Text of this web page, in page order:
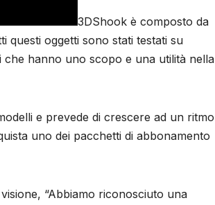
3DShook è composto da
questi oggetti sono stati testati su
hanno uno scopo e una utilità nella
e prevede di crescere ad un ritmo
uno dei pacchetti di abbonamento
“Abbiamo riconosciuto una